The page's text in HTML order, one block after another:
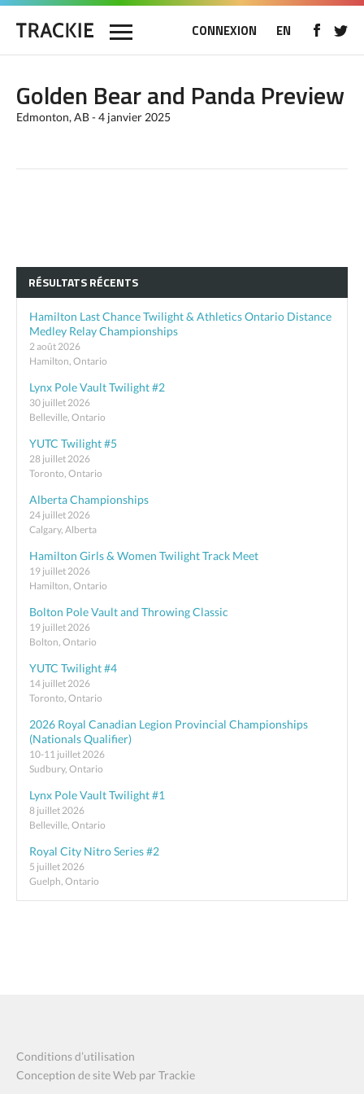
CONNEXION EN
Golden Bear and Panda Preview
Edmonton, AB - 4 janvier 2025
RÉSULTATS RÉCENTS
Hamilton Last Chance Twilight & Athletics Ontario Distance
Medley Relay Championships
2 août 2026
Hamilton, Ontario
Lynx Pole Vault Twilight #2
30 juillet 2026
Belleville, Ontario
YUTC Twilight #5
28 juillet 2026
Toronto, Ontario
Alberta Championships
24 juillet 2026
Calgary, Alberta
Hamilton Girls & Women Twilight Track Meet
19 juillet 2026
Hamilton, Ontario
Bolton Pole Vault and Throwing Classic
19 juillet 2026
Bolton, Ontario
YUTC Twilight #4
14 juillet 2026
Toronto, Ontario
2026 Royal Canadian Legion Provincial Championships
(Nationals Qualifier)
10-11 juillet 2026
Sudbury, Ontario
Lynx Pole Vault Twilight #1
8 juillet 2026
Belleville, Ontario
Royal City Nitro Series #2
5 juillet 2026
Guelph, Ontario
Conditions d’utilisation
Conception de site Web par Trackie